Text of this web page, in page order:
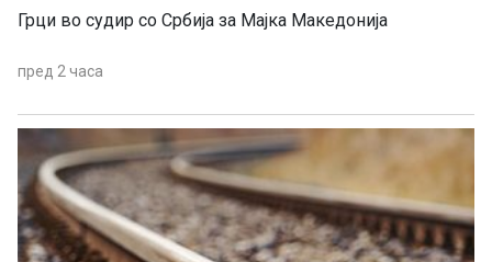
Грци во судир со Србија за Мајка Македонија
пред 2 часа